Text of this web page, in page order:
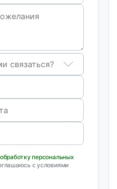
связаться?
обработку персональных
с условиями